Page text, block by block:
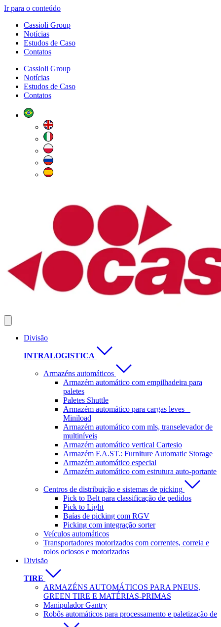
Ir para o conteúdo
Cassioli Group
Notícias
Estudos de Caso
Contatos
Cassioli Group
Notícias
Estudos de Caso
Contatos
Divisão
INTRALOGISTICA
Armazéns automáticos
Armazém automático com empilhadeira para
paletes
Paletes Shuttle
Armazém automático para cargas leves –
Miniload
Armazém automático com mls, transelevador de
multiníveis
Armazém automático vertical Cartesio
Armazém F.A.ST.: Furniture Automatic Storage
Armazém automático especial
Armazém automático com estrutura auto-portante
Centros de distribuição e sistemas de picking
Pick to Belt para classificação de pedidos
Pick to Light
Baías de picking com RGV
Picking com integração sorter
Veículos automáticos
Transportadores motorizados com correntes, correia e
rolos ociosos e motorizados
Divisão
TIRE
ARMAZÉNS AUTOMÁTICOS PARA PNEUS,
GREEN TIRE E MATÉRIAS-PRIMAS
Manipulador Gantry
Robôs automáticos para processamento e paletização de